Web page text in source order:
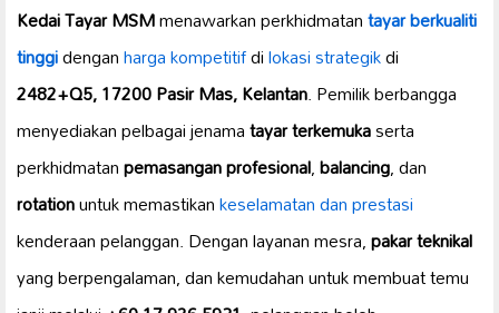
Kedai Tayar MSMmenawarkan perkhidmatantayar berkualiti
tinggidenganharga kompetitifdilokasi strategikdi
2482+Q5, 17200 Pasir Mas, Kelantan. Pemilik berbangga
menyediakan pelbagai jenamatayar terkemukaserta
perkhidmatanpemasangan profesional,balancing, dan
rotationuntuk memastikankeselamatan dan prestasi
kenderaan pelanggan. Dengan layanan mesra,pakar teknikal
yang berpengalaman, dan kemudahan untuk membuat temu